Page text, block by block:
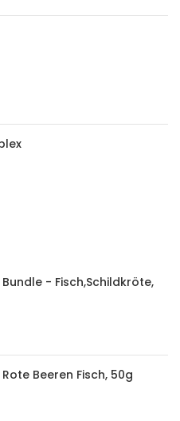
- Fisch,Schildkröte,
Beeren Fisch, 50g